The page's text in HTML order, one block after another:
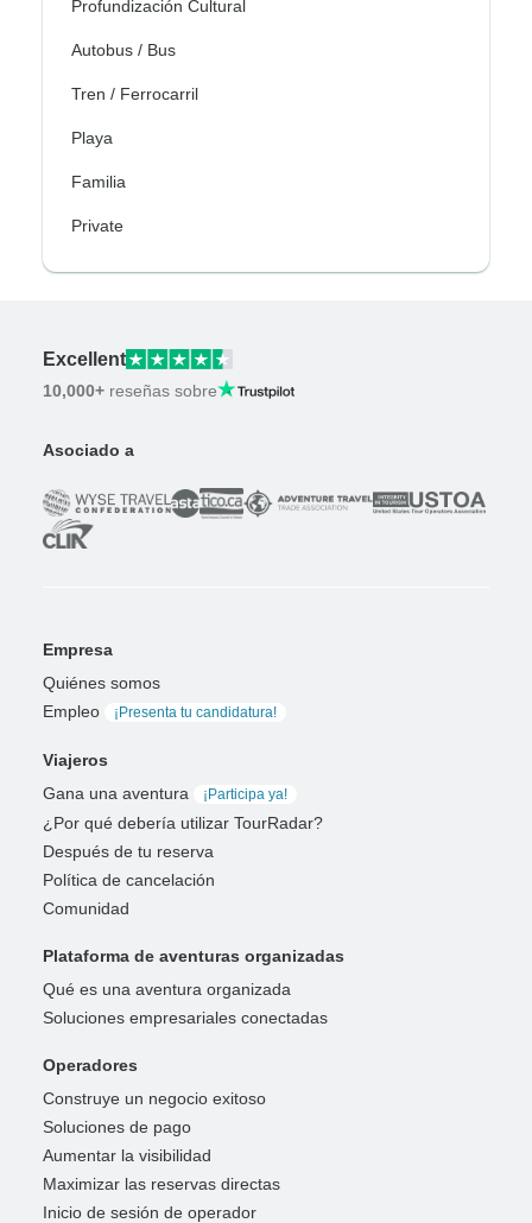
Profundización Cultural
Autobus / Bus
Tren / Ferrocarril
Playa
Familia
Private
Excellent
10,000+ reseñas sobre
Asociado a
Empresa
Quiénes somos
Empleo
¡Presenta tu candidatura!
Viajeros
Gana una aventura
¡Participa ya!
¿Por qué debería utilizar TourRadar?
Después de tu reserva
Política de cancelación
Comunidad
Plataforma de aventuras organizadas
Qué es una aventura organizada
Soluciones empresariales conectadas
Operadores
Construye un negocio exitoso
Soluciones de pago
Aumentar la visibilidad
Maximizar las reservas directas
Inicio de sesión de operador